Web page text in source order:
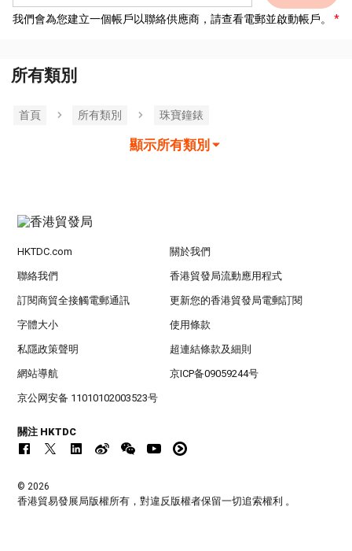
我們會為您建立一個帳戶以聯絡供應商，請查看電郵並啟動帳戶。
所有類別
首頁 所有類別 珠寶鐘錶
顯示所有類別
HKTDC.com 關於我們
聯絡我們 香港貿發局流動應用程式
訂閱商貿全接觸電郵通訊 更新您的香港貿發局電郵訂閱
字體大小 使用條款
私隱政策聲明 超連結條款及細則
網站導航 京ICP备09059244号
京公网安备 11010102003523号
關注 HKTDC
© 2026
香港貿易發展局版權所有，對違反版權者保留一切追索權利 。